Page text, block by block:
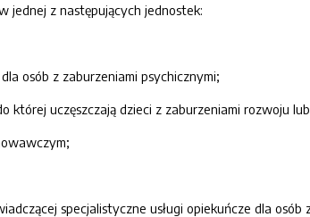
jednej z następujących jednostek:
osób z zaburzeniami psychicznymi;
uczęszczają dzieci z zaburzeniami rozwoju
specjalistyczne usługi opiekuńcze dla osób